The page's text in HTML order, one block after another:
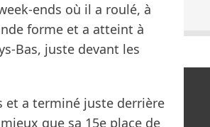
ends où il a roulé, à
forme et a atteint à
Bas, juste devant les
et a terminé juste derrière
que sa 15e place de